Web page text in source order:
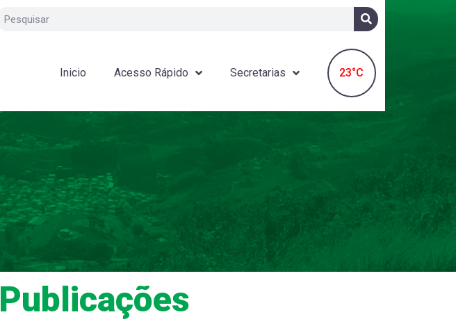
Inicio Acesso Rápido Secretarias 23°C
Publicações